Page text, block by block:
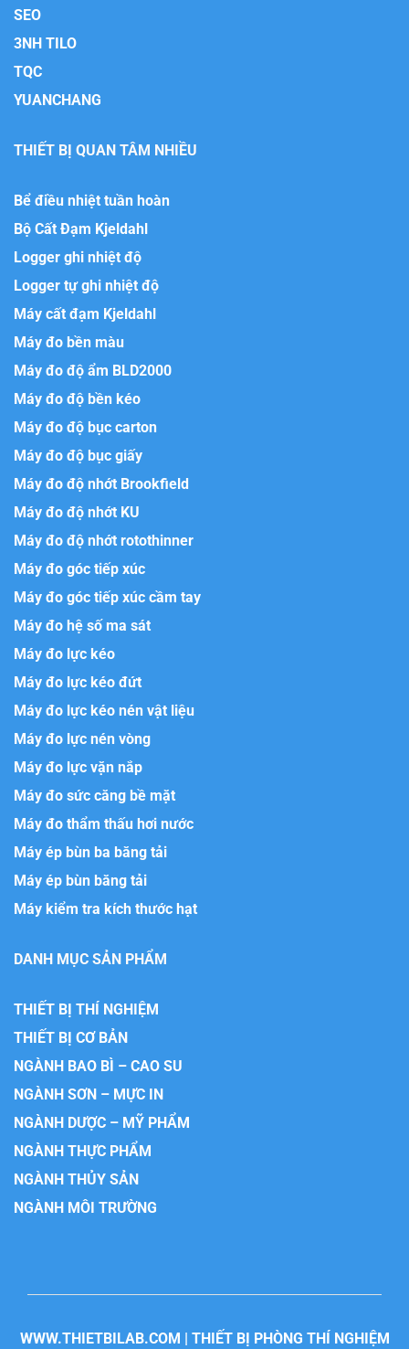
SEO
3NH TILO
TQC
YUANCHANG
THIẾT BỊ QUAN TÂM NHIỀU
Bể điều nhiệt tuần hoàn
Bộ Cất Đạm Kjeldahl
Logger ghi nhiệt độ
Logger tự ghi nhiệt độ
Máy cất đạm Kjeldahl
Máy đo bền màu
Máy đo độ ẩm BLD2000
Máy đo độ bền kéo
Máy đo độ bục carton
Máy đo độ bục giấy
Máy đo độ nhớt Brookfield
Máy đo độ nhớt KU
Máy đo độ nhớt rotothinner
Máy đo góc tiếp xúc
Máy đo góc tiếp xúc cầm tay
Máy đo hệ số ma sát
Máy đo lực kéo
Máy đo lực kéo đứt
Máy đo lực kéo nén vật liệu
Máy đo lực nén vòng
Máy đo lực vặn nắp
Máy đo sức căng bề mặt
Máy đo thẩm thấu hơi nước
Máy ép bùn ba băng tải
Máy ép bùn băng tải
Máy kiểm tra kích thước hạt
DANH MỤC SẢN PHẨM
THIẾT BỊ THÍ NGHIỆM
THIẾT BỊ CƠ BẢN
NGÀNH BAO BÌ – CAO SU
NGÀNH SƠN – MỰC IN
NGÀNH DƯỢC – MỸ PHẨM
NGÀNH THỰC PHẨM
NGÀNH THỦY SẢN
NGÀNH MÔI TRƯỜNG
WWW.THIETBILAB.COM | THIẾT BỊ PHÒNG THÍ NGHIỆM